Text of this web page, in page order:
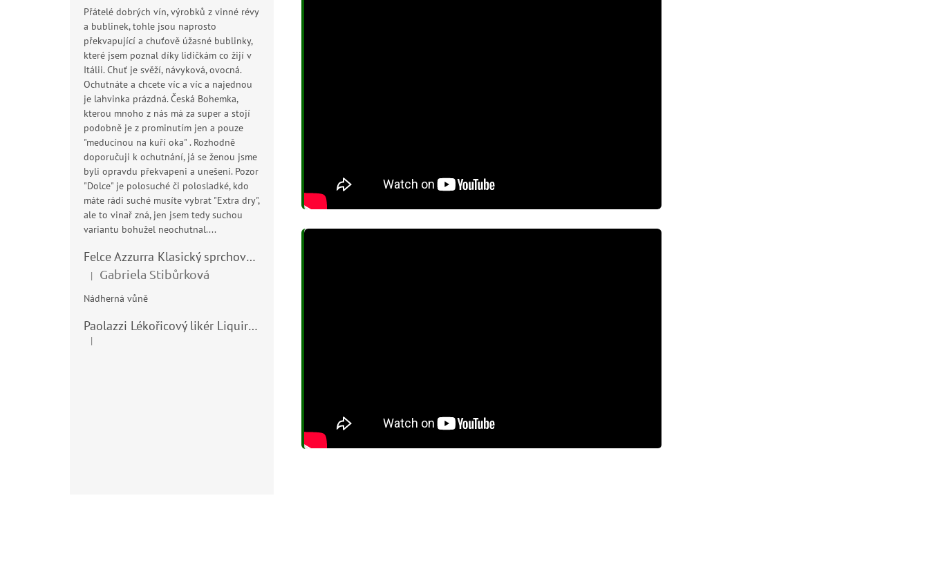
Přátelé dobrých vín, výrobků z vinné révy
a bublinek, tohle jsou naprosto
překvapující a chuťově úžasné bublinky,
které jsem poznal díky lidičkám co žijí v
Itálii. Chuť je svěží, návyková, ovocná.
Ochutnáte a chcete víc a víc a najednou
je lahvinka prázdná. Česká Bohemka,
kterou mnoho z nás má za super a stojí
podobně je z prominutím jen a pouze
"meducínou na kuří oka" . Rozhodně
doporučuji k ochutnání, já se ženou jsme
byli opravdu překvapeni a unešeni. Pozor
"Dolce" je polosuché či polosladké, kdo
máte rádi suché musíte vybrat "Extra dry",
ale to vinař zná, jen jsem tedy suchou
variantu bohužel neochutnal....
Felce Azzurra Klasický sprchový gel - doccia gel 400ml
Hodnocení produktu je 5 z 5 hvězdiček.
| Gabriela Stibůrková
Nádherná vůně
Paolazzi Lékořicový likér Liquirizia 24% 0,7L
Hodnocení produktu je 5 z 5 hvězdiček.
|